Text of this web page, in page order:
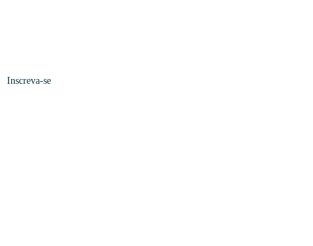
Inscreva-se